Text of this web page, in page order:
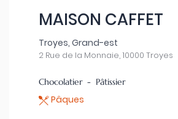
MAISON CAFFET
Troyes, Grand-est
2 Rue de la Monnaie, 10000 Troyes
Chocolatier - Pâtissier
Pâques